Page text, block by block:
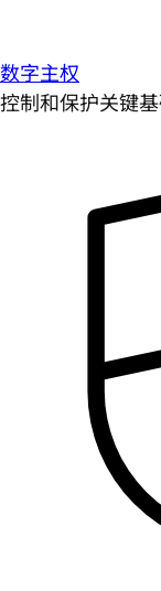
数字主权
控制和保护关键基